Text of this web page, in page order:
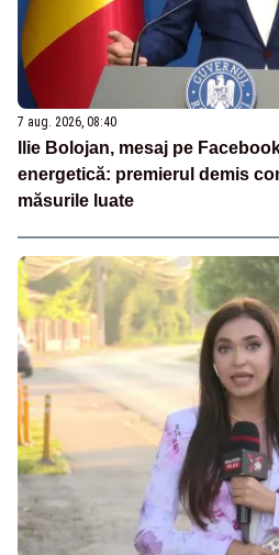
7 aug. 2026, 08:40
Ilie Bolojan, mesaj pe
energetică: premierul demis
măsurile luate